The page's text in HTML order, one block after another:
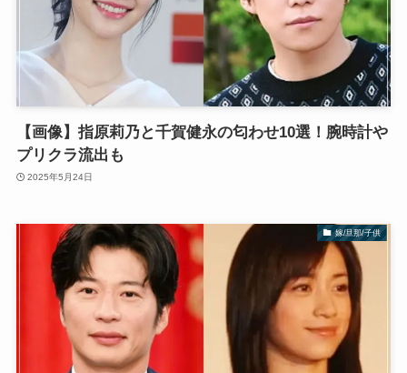
【画像】指原莉乃と千賀健永の匂わせ10選！腕時計や
プリクラ流出も
2025年5月24日
嫁/旦那/子供